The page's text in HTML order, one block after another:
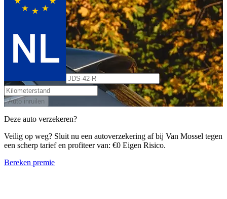
Auto inruilen
Deze auto verzekeren?
Veilig op weg? Sluit nu een autoverzekering af bij Van Mossel tegen
een scherp tarief en profiteer van: €0 Eigen Risico.
Bereken premie